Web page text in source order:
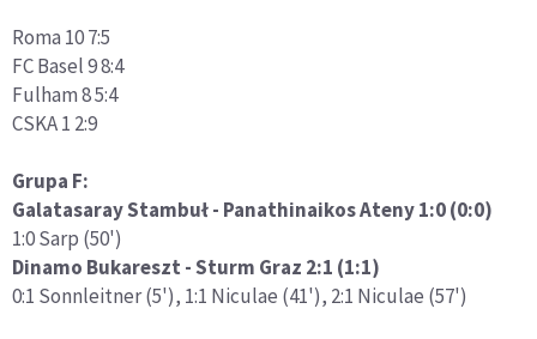
Roma 10 7:5
FC Basel 9 8:4
Fulham 8 5:4
CSKA 1 2:9
Grupa F:
Galatasaray Stambuł - Panathinaikos Ateny 1:0 (0:0)
1:0 Sarp (50')
Dinamo Bukareszt - Sturm Graz 2:1 (1:1)
0:1 Sonnleitner (5'), 1:1 Niculae (41'), 2:1 Niculae (57')